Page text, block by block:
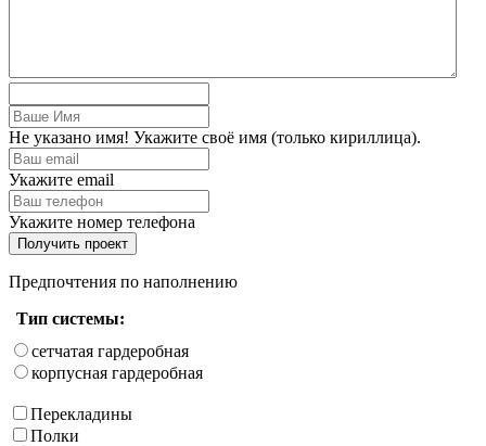
Не указано имя! Укажите своё имя (только кириллица).
Укажите email
Укажите номер телефона
Получить проект
Предпочтения по наполнению
Тип системы:
сетчатая гардеробная
корпусная гардеробная
Перекладины
Полки